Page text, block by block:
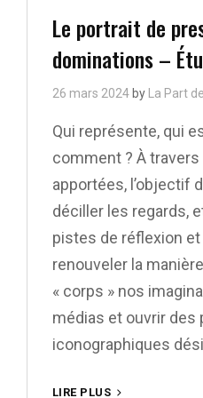
Links
Le portrait de
dominations –
26 mars 2024 by La Part
Qui représente, qui
comment ? À
apportées, l’objectif
déciller les regards,
pistes de réflexion et
renouveler la
« corps » nos
médias et ouvrir des
iconographiques
LIRE PLUS